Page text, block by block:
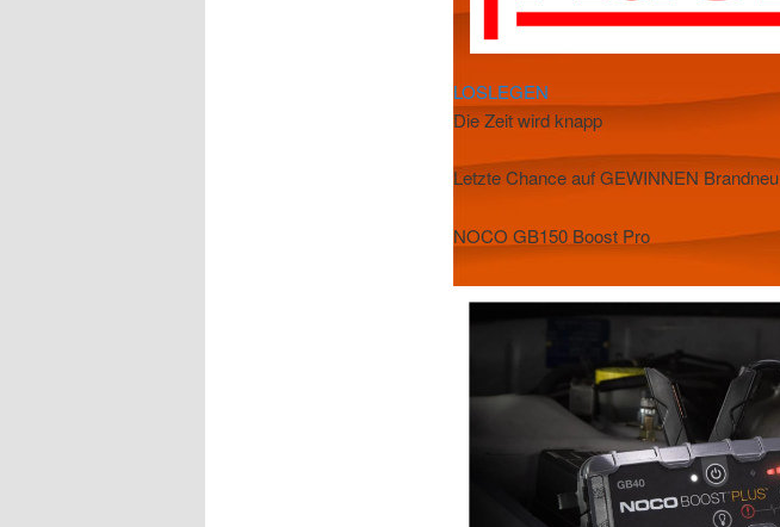
LOSLEGEN
Die Zeit wird knapp
Letzte Chance auf GEWINNEN Brandneu
NOCO GB150 Boost Pro